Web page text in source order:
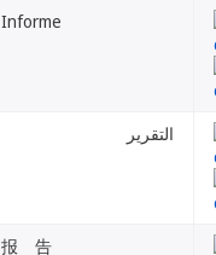
Informe
التقرير
报 告